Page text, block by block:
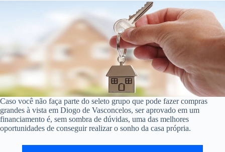
Caso você não faça parte do seleto grupo que pode fazer compras
grandes à vista em Diogo de Vasconcelos, ser aprovado em um
financiamento é, sem sombra de dúvidas, uma das melhores
oportunidades de conseguir realizar o sonho da casa própria.